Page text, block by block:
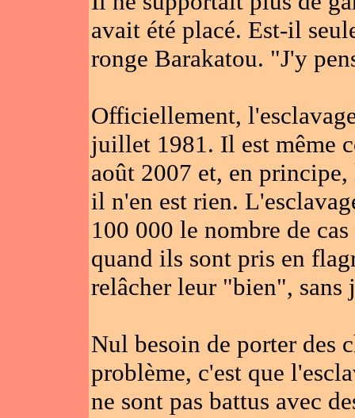
avait été placé. Est-il
ronge Barakatou. "J'y
Officiellement,
juillet 1981. Il est même
août 2007 et, en
il n'en est rien.
100 000 le nombre de
quand ils sont pris en
relâcher leur "bien", sans
Nul besoin de porter des
problème, c'est que
ne sont pas battus avec